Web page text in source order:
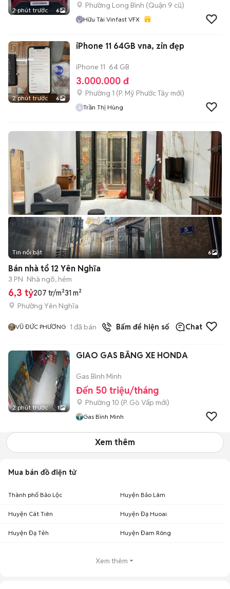
2 phút trước 6
Phường Long Bình (Quận 9 cũ)
Hữu Tài Vinfast VFX
2 phút trước 6
iPhone 11 64GB vna, zin đẹp
iPhone 11 64 GB
3.000.000 đ
Phường 1 (P. Mỹ Phước Tây mới)
Trần Thị Hùng
+2
Tin nổi bật 6
Bán nhà tổ 12 Yên Nghĩa
3 PN Nhà ngõ, hẻm
6,3 tỷ207 tr/m²31 m²
Phường Yên Nghĩa
VŨ ĐỨC PHƯƠNG 1 đã bán Bấm để hiện số Chat
2 phút trước 1
GIAO GAS BẰNG XE HONDA
Gas Bình Minh
Đến 50 triệu/tháng
Phường 10 (P. Gò Vấp mới)
Gas Bình Minh
Xem thêm
Mua bán đồ điện tử
Thành phố Bảo Lộc Huyện Bảo Lâm
Huyện Cát Tiên Huyện Đạ Huoai
Huyện Đạ Tẻh Huyện Đam Rông
Xem thêm